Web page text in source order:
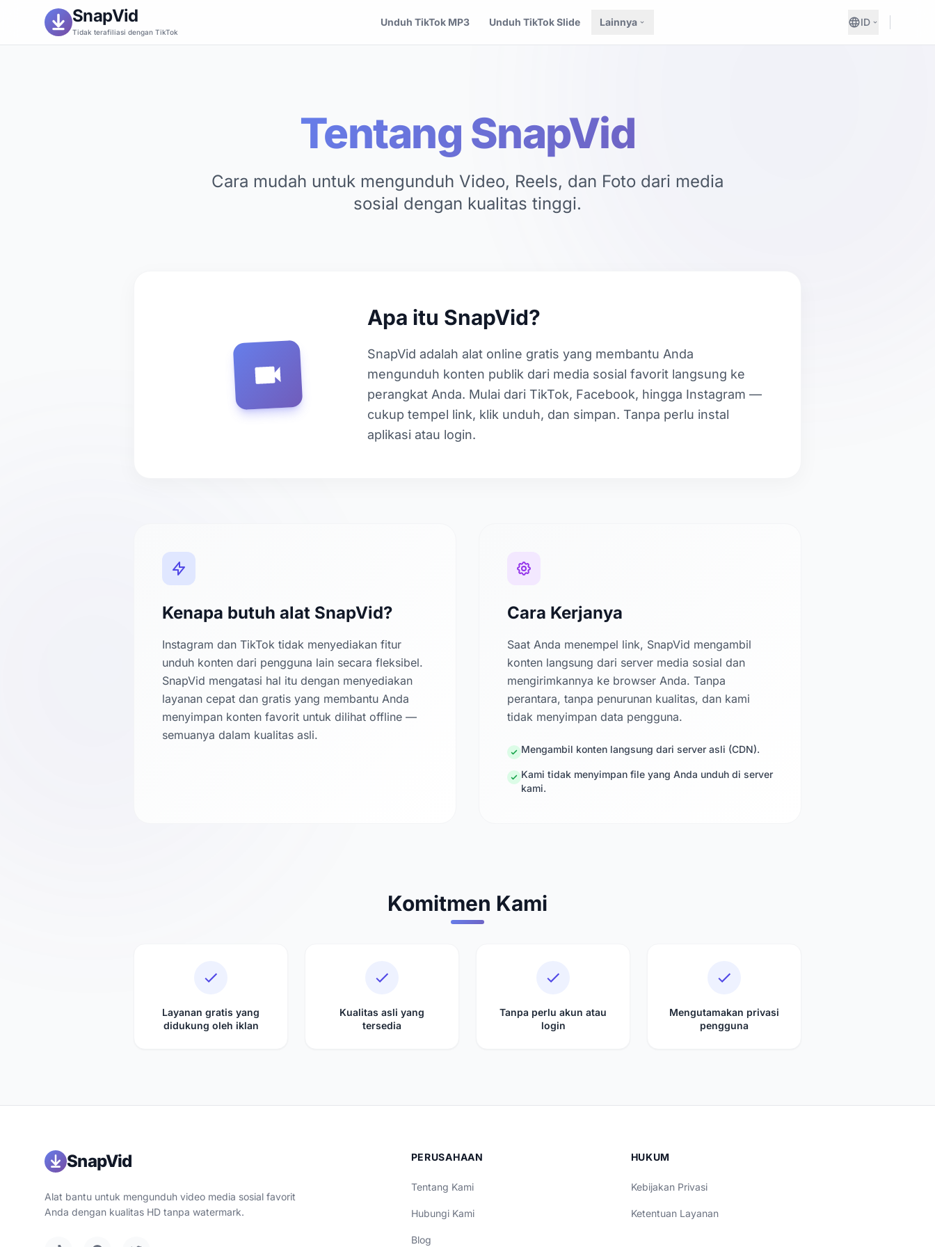
SnapVid
Tidak terafiliasi dengan TikTok
Unduh TikTok MP3 Unduh TikTok Slide Lainnya ID
Tentang SnapVid
Cara mudah untuk mengunduh Video, Reels, dan Foto dari media
sosial dengan kualitas tinggi.
Apa itu SnapVid?
SnapVid adalah alat online gratis yang membantu Anda
mengunduh konten publik dari media sosial favorit langsung ke
perangkat Anda. Mulai dari TikTok, Facebook, hingga Instagram —
cukup tempel link, klik unduh, dan simpan. Tanpa perlu instal
aplikasi atau login.
Kenapa butuh alat SnapVid?
Instagram dan TikTok tidak menyediakan fitur
unduh konten dari pengguna lain secara fleksibel.
SnapVid mengatasi hal itu dengan menyediakan
layanan cepat dan gratis yang membantu Anda
menyimpan konten favorit untuk dilihat offline —
semuanya dalam kualitas asli.
Cara Kerjanya
Saat Anda menempel link, SnapVid mengambil
konten langsung dari server media sosial dan
mengirimkannya ke browser Anda. Tanpa
perantara, tanpa penurunan kualitas, dan kami
tidak menyimpan data pengguna.
Mengambil konten langsung dari server asli (CDN).
Kami tidak menyimpan file yang Anda unduh di server
kami.
Komitmen Kami
Layanan gratis yang
didukung oleh iklan
Kualitas asli yang
tersedia
Tanpa perlu akun atau
login
Mengutamakan privasi
pengguna
SnapVid
Alat bantu untuk mengunduh video media sosial favorit
Anda dengan kualitas HD tanpa watermark.
PERUSAHAAN
Tentang Kami
Hubungi Kami
Blog
HUKUM
Kebijakan Privasi
Ketentuan Layanan